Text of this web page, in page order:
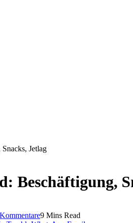
Jetlag
Beschäftigung,
9 Mins Read